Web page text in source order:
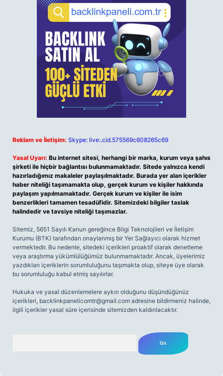
Reklam ve İletişim: Skype: live:.cid.575569c608265c69
Yasal Uyarı: Bu internet sitesi, herhangi bir marka, kurum veya şahıs
şirketi ile hiçbir bağlantısı bulunmamaktadır. Sitede yalnızca kendi
hazırladığımız makaleler paylaşılmaktadır. Burada yer alan içerikler
haber niteliği taşımamakta olup, gerçek kurum ve kişiler hakkında
paylaşım yapılmamaktadır. Gerçek kurum ve kişiler ile isim
benzerlikleri tamamen tesadüfidir. Sitemizdeki bilgiler taslak
halindedir ve tavsiye niteliği taşımazlar.
Sitemiz, 5651 Sayılı Kanun gereğince Bilgi Teknolojileri ve İletişim
Kurumu (BTK) tarafından onaylanmış bir Yer Sağlayıcı olarak hizmet
vermektedir. Bu nedenle, sitedeki içerikleri proaktif olarak denetleme
veya araştırma yükümlülüğümüz bulunmamaktadır. Ancak, üyelerimiz
yazdıkları içeriklerin sorumluluğunu taşımakta olup, siteye üye olarak
bu sorumluluğu kabul etmiş sayılırlar.
Hukuka ve yasal düzenlemelere aykırı olduğunu düşündüğünüz
içerikleri, backlinkpanelicomtr@gmail.com adresine bildirmeniz halinde,
ilgili içerikler yasal süre içerisinde sitemizden kaldırılacaktır.